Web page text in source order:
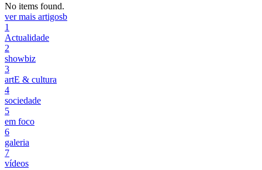
No items found.
ver mais artigosb
1
Actualidade
2
showbiz
3
artE & cultura
4
sociedade
5
em foco
6
galeria
7
vídeos